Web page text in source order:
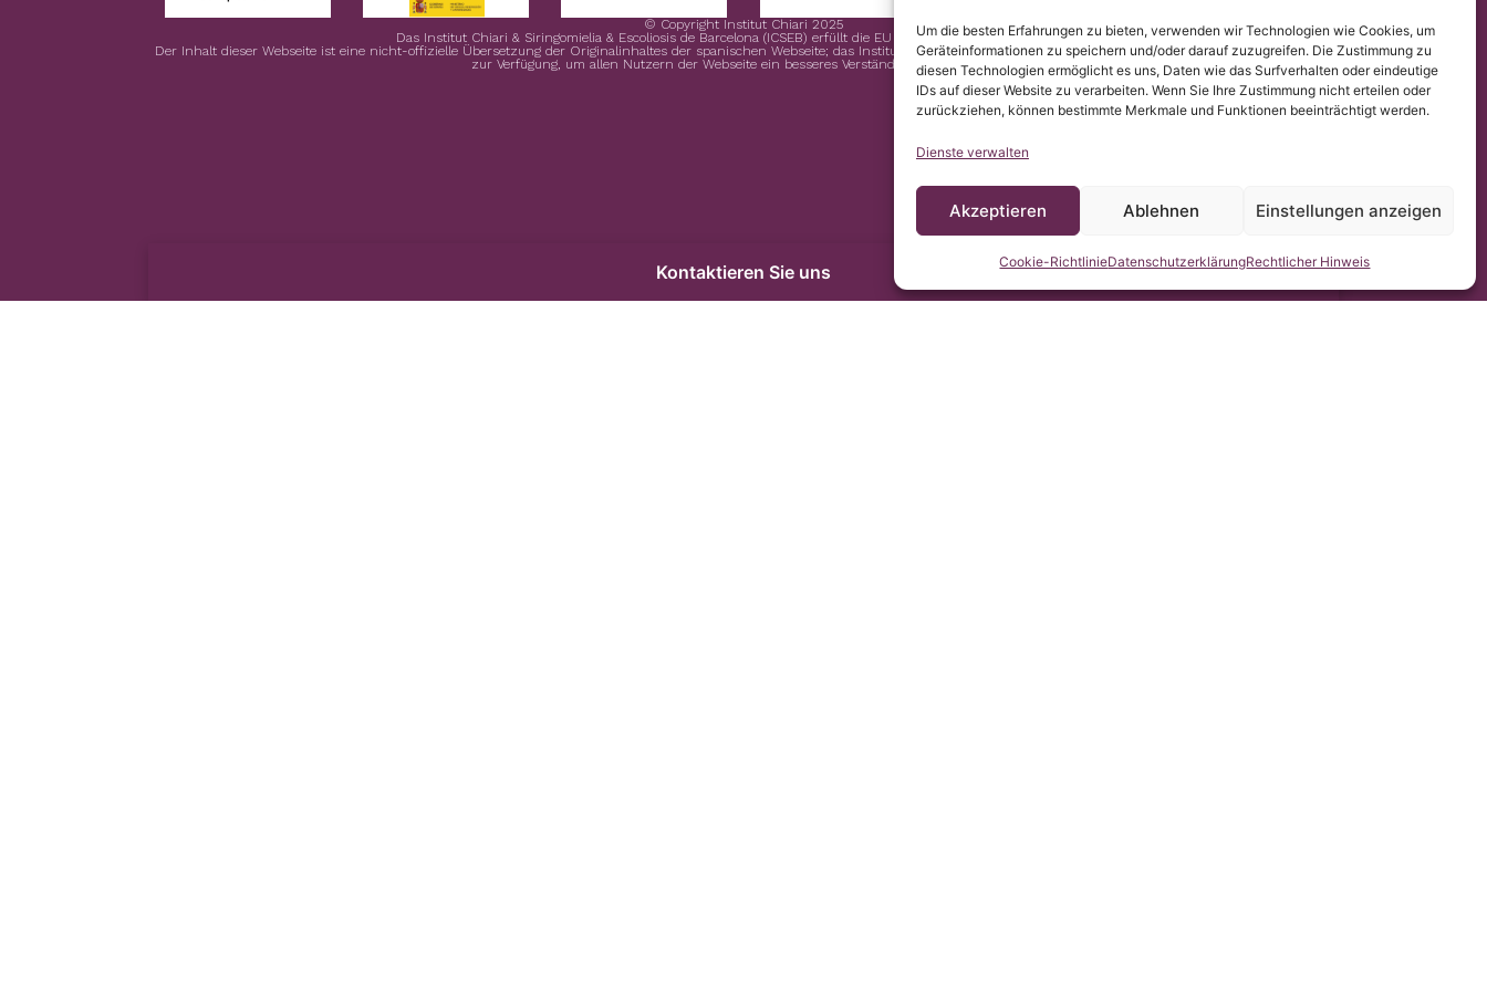
Um die besten Erfahrungen zu bieten, verwenden wir Technologien wie Cookies, um
Geräteinformationen zu speichern und/oder darauf zuzugreifen. Die Zustimmung zu
diesen Technologien ermöglicht es uns, Daten wie das Surfverhalten oder eindeutige
IDs auf dieser Website zu verarbeiten. Wenn Sie Ihre Zustimmung nicht erteilen oder
zurückziehen, können bestimmte Merkmale und Funktionen beeinträchtigt werden.
Dienste verwalten
Akzeptieren Ablehnen Einstellungen anzeigen
Cookie-RichtlinieDatenschutzerklärungRechtlicher Hinweis
© Copyright Institut Chiari 2025
Das Institut Chiari & Siringomielia & Escoliosis de Barcelona (ICSEB) erfüllt die EU Verordnung 2016/679 (DSGVO).
Der Inhalt dieser Webseite ist eine nicht-offizielle Übersetzung der Originalinhaltes der spanischen Webseite; das Institut Chiari & Siringomielia & Escoliosis de Barcelona stellt die Übersetzung
zur Verfügung, um allen Nutzern der Webseite ein besseres Verständnis zu ermöglichen.
Kontaktieren Sie uns